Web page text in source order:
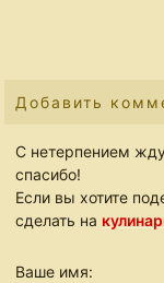
Добавить
С нетерпением
спасибо!
Если вы хотите
сделать на
Ваше имя: